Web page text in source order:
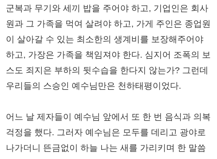
군복과 무기와 세끼 밥을 주어야 하고, 기업인은 회사
원과 그 가족을 먹여 살려야 하고, 가게 주인은 종업원
이 살아갈 수 있는 최소한의 생계비를 보장해주어야
하고, 가장은 가족을 책임져야 한다. 심지어 조폭의 보
스도 죄지은 부하의 뒷수습을 한다지 않는가? 그런데
우리들의 스승인 예수님만은 천하태평이었다.
어느 날 제자들이 예수님 앞에서 또 한 번 음식과 의복
걱정을 했다. 그러자 예수님은 모두를 데리고 광야로
나가더니 뜬금없이 하늘 나는 새를 가리키며 한 말씀